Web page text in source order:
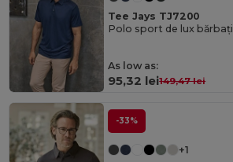
Tee Jays TJ7200
Polo sport de lux bărbați
As low as:
95,32 lei149,47 lei
-33%
+1